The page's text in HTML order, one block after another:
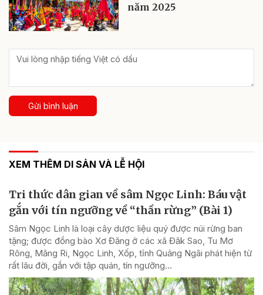
năm 2025
Gửi bình luận
XEM THÊM DI SẢN VÀ LỄ HỘI
Tri thức dân gian về sâm Ngọc Linh: Báu vật
gắn với tín ngưỡng về “thần rừng” (Bài 1)
Sâm Ngọc Linh là loại cây dược liệu quý được núi rừng ban
tặng; được đồng bào Xơ Đăng ở các xã Đăk Sao, Tu Mơ
Rông, Măng Ri, Ngọc Linh, Xốp, tỉnh Quảng Ngãi phát hiện từ
rất lâu đời, gắn với tập quán, tín ngưỡng...